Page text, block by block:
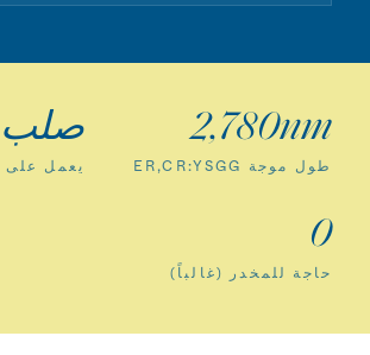
2,780nm
طول موجة ER,CR:YSGG
صلب
يعمل على
0
حاجة للمخدر (غالباً)